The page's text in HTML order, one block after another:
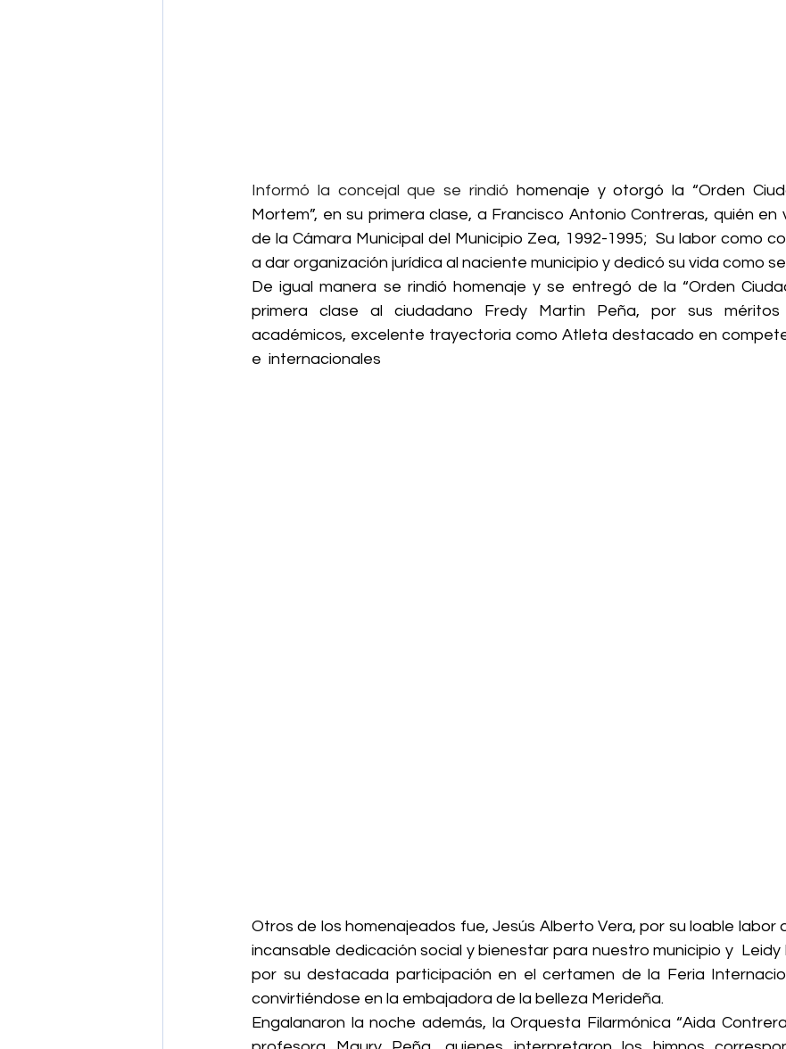
Informó la concejal que se rindió homenaje y otorgó la “Orden
Mortem”, en su primera clase, a Francisco Antonio Contreras, quién en
de la Cámara Municipal del Municipio Zea, 1992-1995;  Su labor como
a dar organización jurídica al naciente municipio y dedicó su vida como
De igual manera se rindió homenaje y se entregó de la “Orden
primera clase al ciudadano Fredy Martin Peña, por sus méritos
académicos, excelente trayectoria como Atleta destacado en
e  internacionales
Otros de los homenajeados fue, Jesús Alberto Vera, por su loable labor
incansable dedicación social y bienestar para nuestro municipio y  Leidy
por su destacada participación en el certamen de la Feria
convirtiéndose en la embajadora de la belleza Merideña.
Engalanaron la noche además, la Orquesta Filarmónica “Aida